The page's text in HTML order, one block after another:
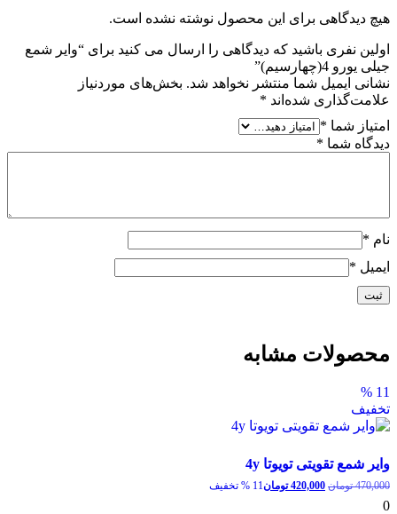
هیچ دیدگاهی برای این محصول نوشته نشده است.
اولین نفری باشید که دیدگاهی را ارسال می کنید برای “وایر شمع
جیلی یورو 4(چهارسیم)”
نشانی ایمیل شما منتشر نخواهد شد. بخش‌های موردنیاز
علامت‌گذاری شده‌اند *
امتیاز شما *
دیدگاه شما *
نام *
ایمیل *
محصولات مشابه
11 %
تخفیف
وایر شمع تقویتی تویوتا 4y
470,000 تومان قیمت
420,000 تومان11 % تخفیف
قیمت
0